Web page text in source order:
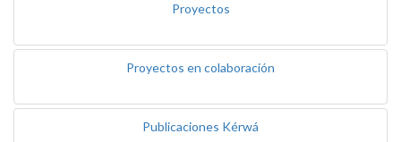
Proyectos
Proyectos en colaboración
Publicaciones Kérwá